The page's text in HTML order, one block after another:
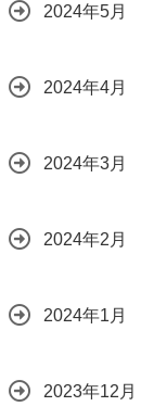
2024年5月
2024年4月
2024年3月
2024年2月
2024年1月
2023年12月